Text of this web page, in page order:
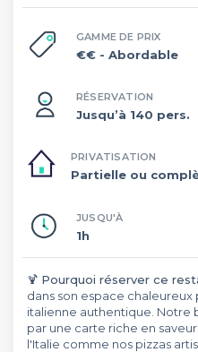
GAMME DE PRIX
€€ - Abordable
RÉSERVATION
Jusqu’à 140 pers.
PRIVATISATION
Partielle ou
JUSQU'À
1h
🍹 Pourquoi réserver ce
dans son espace
italienne authentique. Notre
par une carte riche en
l'Italie comme nos pizzas